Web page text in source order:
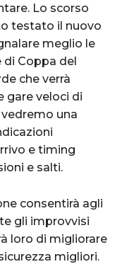
Lo scorso
testato il nuovo
meglio le
di Coppa del
che verrà
gare veloci di
una
e timing
e salti.
consentirà agli
gli improvvisi
loro di migliorare
migliori.